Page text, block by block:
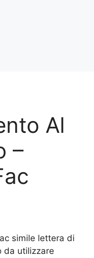
Al
–
simile lettera di
da utilizzare